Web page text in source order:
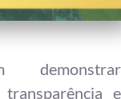
demonstrar
transparência e